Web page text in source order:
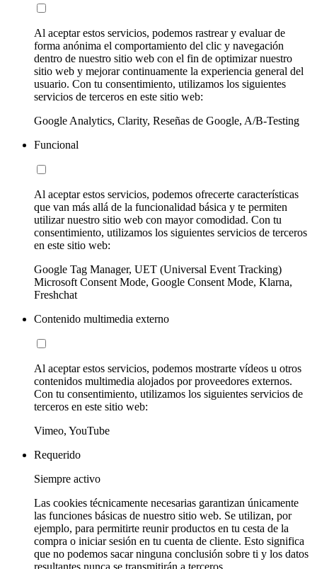
Al aceptar estos servicios, podemos rastrear y evaluar de
forma anónima el comportamiento del clic y navegación
dentro de nuestro sitio web con el fin de optimizar nuestro
sitio web y mejorar continuamente la experiencia general del
usuario. Con tu consentimiento, utilizamos los siguientes
servicios de terceros en este sitio web:
Google Analytics, Clarity, Reseñas de Google, A/B-Testing
Funcional
Al aceptar estos servicios, podemos ofrecerte características
que van más allá de la funcionalidad básica y te permiten
utilizar nuestro sitio web con mayor comodidad. Con tu
consentimiento, utilizamos los siguientes servicios de terceros
en este sitio web:
Google Tag Manager, UET (Universal Event Tracking)
Microsoft Consent Mode, Google Consent Mode, Klarna,
Freshchat
Contenido multimedia externo
Al aceptar estos servicios, podemos mostrarte vídeos u otros
contenidos multimedia alojados por proveedores externos.
Con tu consentimiento, utilizamos los siguientes servicios de
terceros en este sitio web:
Vimeo, YouTube
Requerido
Siempre activo
Las cookies técnicamente necesarias garantizan únicamente
las funciones básicas de nuestro sitio web. Se utilizan, por
ejemplo, para permitirte reunir productos en tu cesta de la
compra o iniciar sesión en tu cuenta de cliente. Esto significa
que no podemos sacar ninguna conclusión sobre ti y los datos
resultantes nunca se transmitirán a terceros.